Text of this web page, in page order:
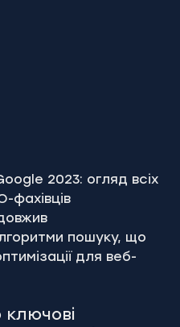
2023: огляд всіх
фахівців
пошуку, що
для веб-